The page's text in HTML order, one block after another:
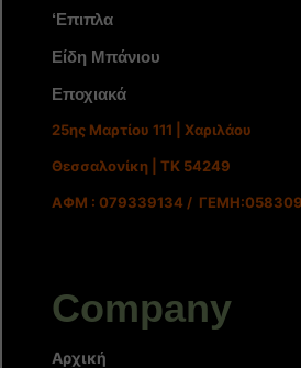
‘Επιπλα
Είδη Μπάνιου
Εποχιακά
25ης Μαρτίου 111 | Χαριλάου
Θεσσαλονίκη | ΤΚ 54249
ΑΦΜ : 079339134 /
Company
Αρχική